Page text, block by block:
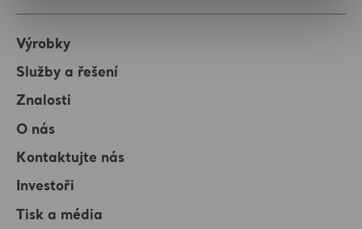
Výrobky
Služby a řešení
Znalosti
O nás
Kontaktujte nás
Investoři
Tisk a média